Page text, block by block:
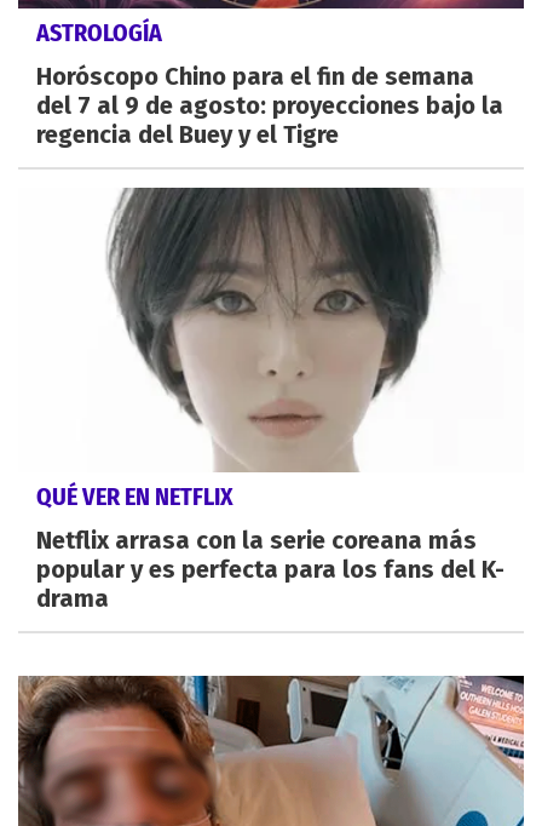
ASTROLOGÍA
Horóscopo Chino para el fin de semana
del 7 al 9 de agosto: proyecciones bajo la
regencia del Buey y el Tigre
QUÉ VER EN NETFLIX
Netflix arrasa con la serie coreana más
popular y es perfecta para los fans del K-
drama